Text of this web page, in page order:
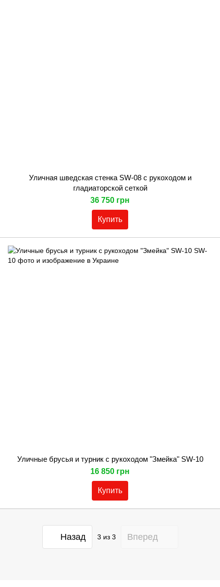
Уличная шведская стенка SW-08 с рукоходом и
гладиаторской сеткой
36 750 грн
Купить
Уличные брусья и турник с рукоходом "Змейка" SW-10
16 850 грн
Купить
Назад 3 из 3 Вперед